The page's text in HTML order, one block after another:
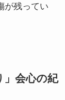
が残ってい
」会心の紀